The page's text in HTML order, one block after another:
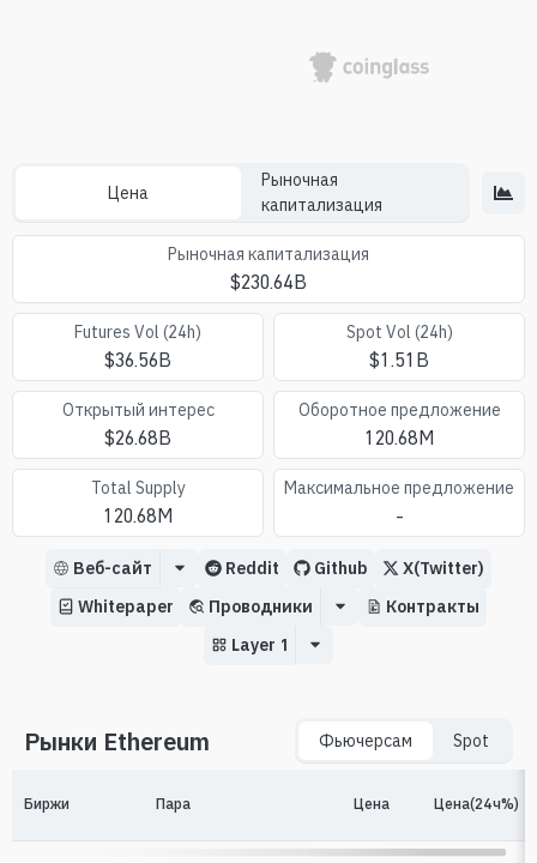
Цена
Рыночная
капитализация
Рыночная капитализация
$230.64B
Futures Vol (24h)
$36.56B
Spot Vol (24h)
$1.51B
Oткрытый интерес
$26.68B
Оборотное предложение
120.68M
Total Supply
120.68M
Максимальное предложение
-
Веб-сайт Reddit Github
X(Twitter)
Whitepaper
Проводники
Контракты
Layer 1
Рынки Ethereum Фьючерсам Spot
Биржи Пара Цена Цена(24ч%)